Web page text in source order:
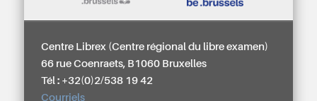
Centre Librex (Centre régional du libre examen)
66 rue Coenraets, B1060 Bruxelles
Tél : +32(0)2/538 19 42
Courriels